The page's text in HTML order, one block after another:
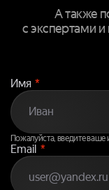
А также
с экспертами
Имя *
Пожалуйста, введите
Email *